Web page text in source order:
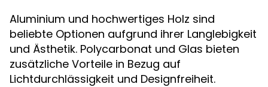
Aluminium und hochwertiges Holz sind
beliebte Optionen aufgrund ihrer Langlebigkeit
und Ästhetik. Polycarbonat und Glas bieten
zusätzliche Vorteile in Bezug auf
Lichtdurchlässigkeit und Designfreiheit.